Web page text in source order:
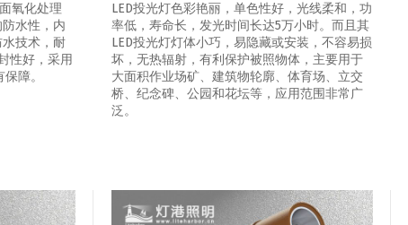
氧化处理
水性，内
技术，耐
性好，采用
障。
LED投光灯色彩艳丽，单色性好，光线柔和，功
率低，寿命长，发光时间长达5万小时。而且其
LED投光灯灯体小巧，易隐藏或安装，不容易损
坏，无热辐射，有利保护被照物体，主要用于
大面积作业场矿、建筑物轮廓、体育场、立交
桥、纪念碑、公园和花坛等，应用范围非常广
泛。